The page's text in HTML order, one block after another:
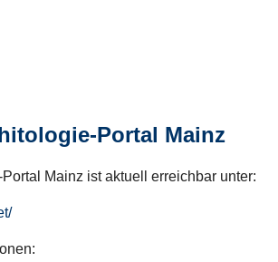
Portal Mainz
Mainz ist aktuell erreichbar unter: